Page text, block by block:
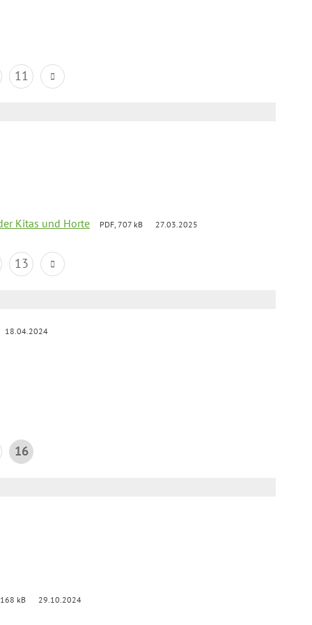
11
Kitas und Horte PDF, 707 kB 27.03.2025
13
18.04.2024
16
168 kB 29.10.2024